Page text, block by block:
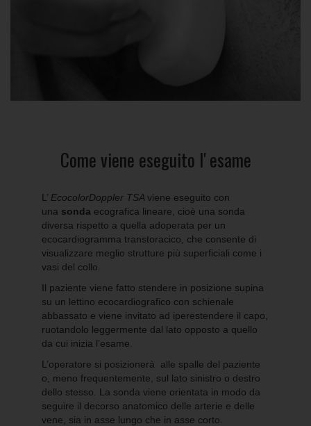
Come viene eseguito l' esame
L’ EcocolorDoppler TSA viene eseguito con
una sonda ecografica lineare, cioè una sonda
diversa rispetto a quella adoperata per un
ecocardiogramma transtoracico, che consente di
visualizzare meglio strutture più superficiali come i
vasi del collo.
Il paziente viene fatto stendere in posizione supina
su un lettino ecocardiografico con schienale
abbassato e viene invitato ad iperestendere il capo,
ruotandolo leggermente dal lato opposto a quello
da cui inizia l’esame.
L’operatore si posizionerà alle spalle del paziente
o, meno frequentemente, sul lato sinistro o destro
dello stesso. La sonda viene orientata in modo da
seguire il decorso anatomico delle arterie e delle
vene, sia in asse lungo che in asse corto.